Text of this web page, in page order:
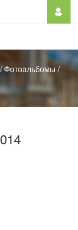
Фотоальбомы /